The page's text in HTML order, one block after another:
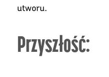
utworu.
Przyszłość: